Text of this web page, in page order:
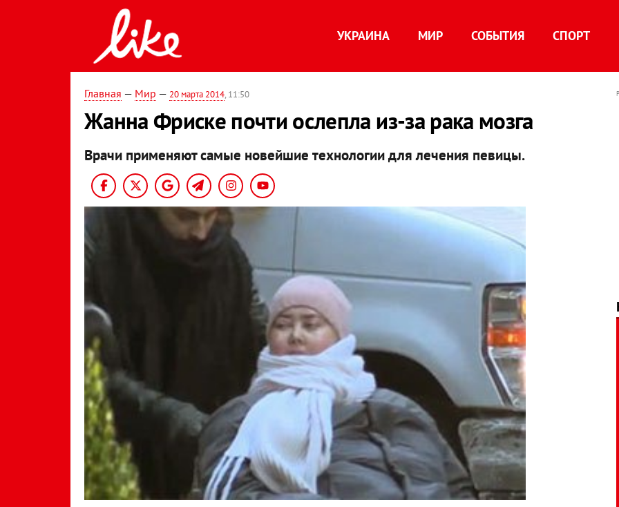
УКРАИНА МИР СОБЫТИЯ СПОРТ
Главная — Мир — 20 марта 2014, 11:50
Жанна Фриске почти ослепла из-за рака мозга
Врачи применяют самые новейшие технологии для лечения певицы.